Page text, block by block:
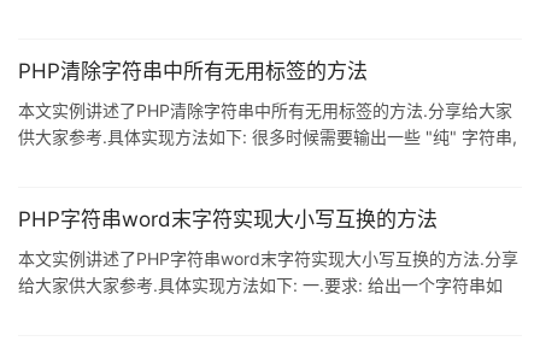
着判断头尾各6字节是否完整(不残缺)
PHP清除字符串中所有无用标签的方法
本文实例讲述了PHP清除字符串中所有无用标签的方法.分享给大家
供大家参考.具体实现方法如下: 很多时候需要输出一些 "纯" 字符串,
制代码 代码如下: function Bing_string_cleanr( $string ){ $string
PHP字符串word末字符实现大小写互换的方法
本文实例讲述了PHP字符串word末字符实现大小写互换的方法.分享
给大家供大家参考.具体实现方法如下: 一.要求: 给出一个字符串如